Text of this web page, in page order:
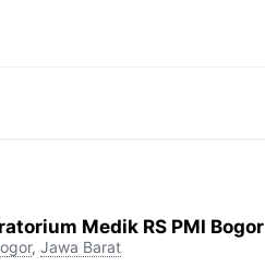
Medik RS PMI Bogor
, Jawa Barat